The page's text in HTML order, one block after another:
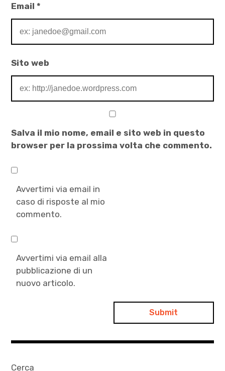
Email*
Sito web
Salva il mio nome, email e sito web in questo
browser per la prossima volta che commento.
Avvertimi via email in
caso di risposte al mio
commento.
Avvertimi via email alla
pubblicazione di un
nuovo articolo.
Cerca